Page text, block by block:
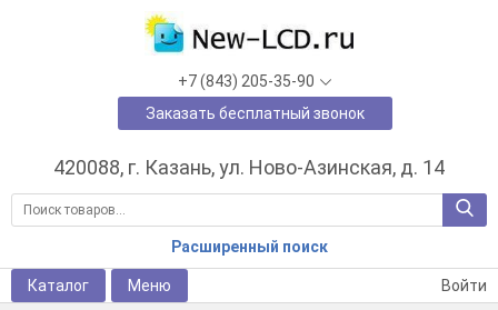
420088, г. Казань, ул. Ново-Азинская, д. 14
Расширенный поиск
+7 (843) 205-35-90
Заказать бесплатный звонок
Каталог Меню Войти